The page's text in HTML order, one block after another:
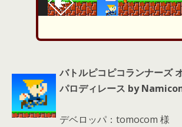
バトルピコピコランナーズ
パロディレース by
デベロッパ：tomocom 様